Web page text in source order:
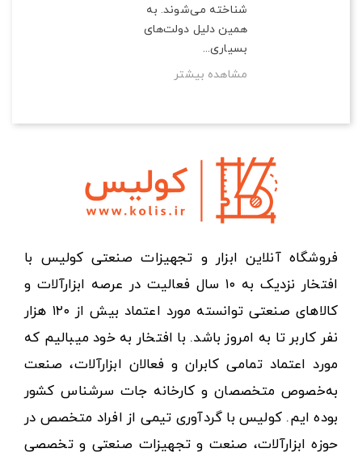
شناخته می‌شوند. به
همین دلیل دولت‌های
بسیاری...
مشاهده بیشتر
فروشگاه آنلاین ابزار و تجهیزات صنعتی کولیس با
افتخار نزدیک به ۱۰ سال فعالیت در عرصه ابزارآلات و
کالاهای صنعتی توانسته مورد اعتماد بیش از ۱۲۰ هزار
نفر کاربر تا به امروز باشد. با افتخار به خود میبالیم که
مورد اعتماد تمامی کابران و فعالان ابزارآلات، صنعت
به‌خصوص متخصصان و کارخانه جات سرشناس کشور
بوده ایم. کولیس با گردآوری تیمی از افراد متخصص در
حوزه ابزارآلات، صنعت و تجهیزات صنعتی و تخصصی